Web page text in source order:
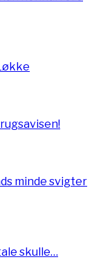
minde svigter
skulle…